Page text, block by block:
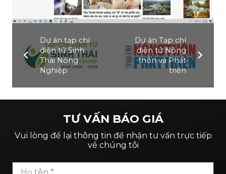
Dự án tạp chí
điện tử Sinh
Thái Nông
Nghiệp
Dự án Tạp chí
điện tử Nông
thôn và Phát
triển
TƯ VẤN BÁO GIÁ
Vui lòng để lại thông tin để nhận tư vấn trực tiếp
về chúng tôi